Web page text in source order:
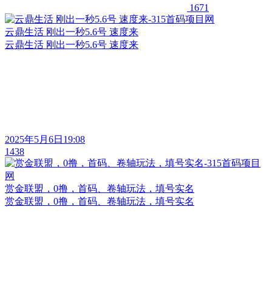
1671
云鼎生活 刚出一秒5.6号 速度来
云鼎生活 刚出一秒5.6号 速度来
2025年5月6日19:08
1438
赏金联盟，0撸，首码、卷轴玩法，填号实名
赏金联盟，0撸，首码、卷轴玩法，填号实名